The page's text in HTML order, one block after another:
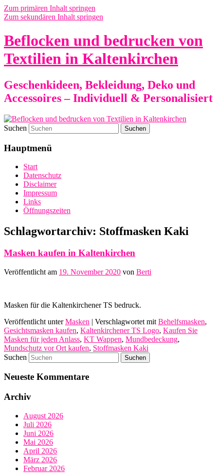
Zum primären Inhalt springen
Zum sekundären Inhalt springen
Beflocken und bedrucken von
Textilien in Kaltenkirchen
Geschenkideen, Bekleidung, Deko und
Accessoires – Individuell & Personalisiert
Suchen
Hauptmenü
Start
Datenschutz
Disclaimer
Impressum
Links
Öffnungszeiten
Schlagwortarchiv: Stoffmasken Kaki
Masken kaufen in Kaltenkirchen
Veröffentlicht am 19. November 2020 von Berti
Masken für die Kaltenkirchener TS bedruck.
Veröffentlicht unter Masken | Verschlagwortet mit Behelfsmasken,
Gesichtsmasken kaufen, Kaltenkirchener TS Logo, Kaufen Sie
Masken für jeden Anlass, KT Wappen, Mundbedeckung,
Mundschutz vor Ort kaufen, Stoffmasken Kaki
Suchen
Neueste Kommentare
Archiv
August 2026
Juli 2026
Juni 2026
Mai 2026
April 2026
März 2026
Februar 2026